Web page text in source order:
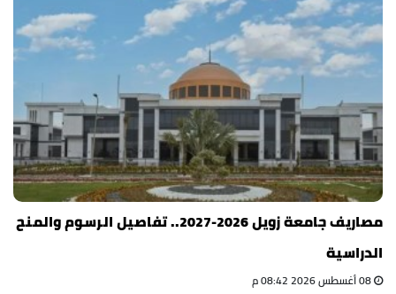
مصاريف جامعة زويل 2026-2027.. تفاصيل الرسوم والمنح
الدراسية